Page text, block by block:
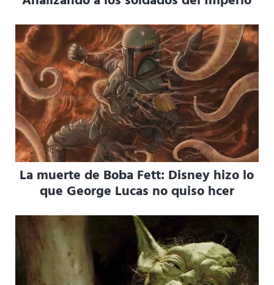
La muerte de Boba Fett: Disney hizo lo
que George Lucas no quiso hcer